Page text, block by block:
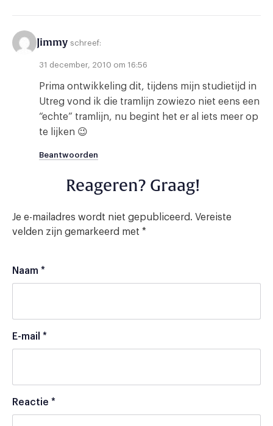
Jimmy schreef:
31 december, 2010 om 16:56
Prima ontwikkeling dit, tijdens mijn studietijd in
Utreg vond ik die tramlijn zowiezo niet eens een
“echte” tramlijn, nu begint het er al iets meer op
te lijken 😉
Beantwoorden
Reageren? Graag!
Je e-mailadres wordt niet gepubliceerd. Vereiste
velden zijn gemarkeerd met *
Naam *
E-mail *
Reactie *